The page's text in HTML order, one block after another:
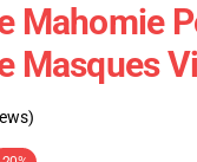
Mahomie
Masques